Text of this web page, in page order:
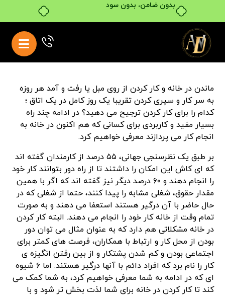
بدون ضامن، بدون سود
ماندن در خانه و کار کردن از روی مبل یا رفت و آمد هر روزه
به سر کار و سپری کردن تقریبا یک روز کامل در یک اتاق ؛
کدام را برای کار کردن ترجیح می دهید؟ در ادامه چند راه
بسیار مفید و کاربردی برای کسانی که هم اکنون در خانه به
انجام کار می پردازند معرفی خواهیم کرد.
بر طبق یک نظرسنجی جهانی، ۵۵ درصد از کارمندان گفته اند
که ای کاش این امکان را داشتند تا از راه دور بتوانند کار خود
را انجام دهند و ۶۰ درصد دیگر نیز گفته اند که اگر با همین
مقدار حقوق، شغلی مشابه را پیدا کنند، حتما از شغلی که در
حال حاضر با آن درگیر هستند استعفا می دهند و به صورت
تمام وقت از خانه کار خود را انجام می دهند. البته کار کردن
در خانه مشکلاتی هم دارد که به عنوان مثال می توان دور
بودن از محل کار و ارتباط با همکاران، فرصت های کمتر برای
اجتماعی بودن و کم شدن پشتکار و از بین رفتن انگیزه ی
کار را نام برد که افراد دائم با آنها درگیر هستند. اما ۶ شیوه
ای که در ادامه به شما معرفی خواهیم کرد، به شما کمک می
کند تا کار کردن در خانه برای شما لذت بخش تر شود و با